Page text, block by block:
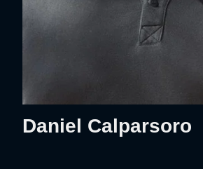
Daniel Calparsoro